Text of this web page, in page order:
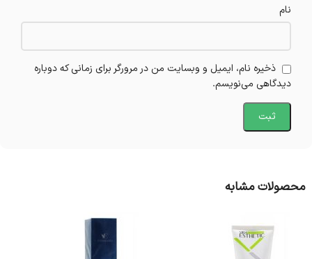
نام
ذخیره نام، ایمیل و وبسایت من در مرورگر برای زمانی که دوباره
دیدگاهی می‌نویسم.
محصولات مشابه